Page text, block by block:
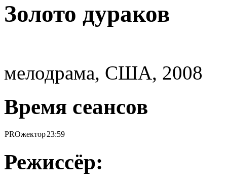
Золото дураков
мелодрама, США, 2008
Время сеансов
PROжектор23:59
Режиссёр: